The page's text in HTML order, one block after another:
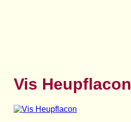
Vis Heupflacon